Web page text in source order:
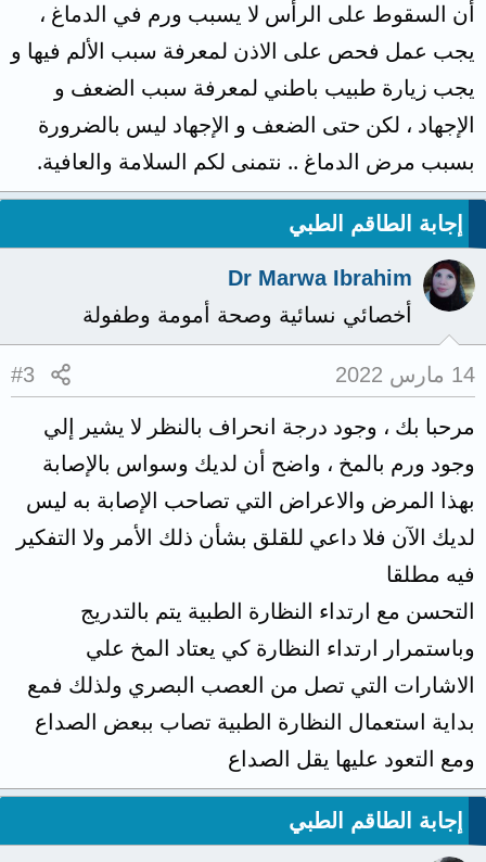
التهاب مستمر بالاضافة الى تعب جسدي ونفسي
وارهاق عقلي بسبب الصداع مع العلم انني عندما
كنت صغير سقطت عن علو وانفتح رأسي هل
ممكن انه عندي ورم دماغ؟؟؟ وهل تنصحني
بزيارة طبيب دماغ او الذهاب لتشخيص ورم دماغ
اتمنى الرد بسرعة وشكرا لكم.
أن السقوط على الرأس لا يسبب ورم في الدماغ ،
يجب عمل فحص على الاذن لمعرفة سبب الألم فيها و
يجب زيارة طبيب باطني لمعرفة سبب الضعف و
الإجهاد ، لكن حتى الضعف و الإجهاد ليس بالضرورة
بسبب مرض الدماغ .. نتمنى لكم السلامة والعافية.
إجابة الطاقم الطبي
Dr Marwa Ibrahim
أخصائي نسائية وصحة أمومة وطفولة
14 مارس 2022 #3
مرحبا بك ، وجود درجة انحراف بالنظر لا يشير إلي
وجود ورم بالمخ ، واضح أن لديك وسواس بالإصابة
بهذا المرض والاعراض التي تصاحب الإصابة به ليس
لديك الآن فلا داعي للقلق بشأن ذلك الأمر ولا التفكير
فيه مطلقا
التحسن مع ارتداء النظارة الطبية يتم بالتدريج
وباستمرار ارتداء النظارة كي يعتاد المخ علي
الاشارات التي تصل من العصب البصري ولذلك فمع
بداية استعمال النظارة الطبية تصاب ببعض الصداع
ومع التعود عليها يقل الصداع
إجابة الطاقم الطبي